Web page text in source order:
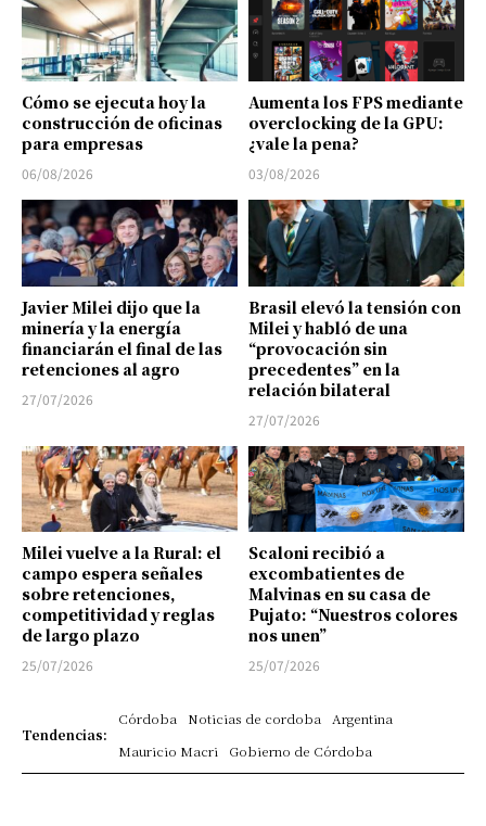
Cómo se ejecuta hoy la
construcción de oficinas
para empresas
06/08/2026
Aumenta los FPS mediante
overclocking de la GPU:
¿vale la pena?
03/08/2026
Javier Milei dijo que la
minería y la energía
financiarán el final de las
retenciones al agro
27/07/2026
Brasil elevó la tensión con
Milei y habló de una
“provocación sin
precedentes” en la
relación bilateral
27/07/2026
Milei vuelve a la Rural: el
campo espera señales
sobre retenciones,
competitividad y reglas
de largo plazo
25/07/2026
Scaloni recibió a
excombatientes de
Malvinas en su casa de
Pujato: “Nuestros colores
nos unen”
25/07/2026
Tendencias:
Córdoba Noticias de cordoba
Argentina
Mauricio Macri
Gobierno de Córdoba